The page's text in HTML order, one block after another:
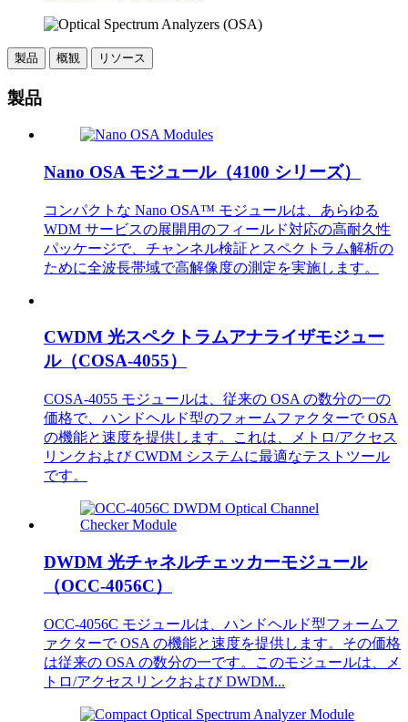
製品 概観 リソース
製品
Nano OSA モジュール（4100 シリーズ）
コンパクトな Nano OSA™ モジュールは、あらゆる
WDM サービスの展開用のフィールド対応の高耐久性
パッケージで、チャンネル検証とスペクトラム解析の
ために全波長帯域で高解像度の測定を実施します。
CWDM 光スペクトラムアナライザモジュー
ル（COSA-4055）
COSA-4055 モジュールは、従来の OSA の数分の一の
価格で、ハンドヘルド型のフォームファクターで OSA
の機能と速度を提供します。これは、メトロ/アクセス
リンクおよび CWDM システムに最適なテストツール
です。
DWDM 光チャネルチェッカーモジュール
（OCC-4056C）
OCC-4056C モジュールは、ハンドヘルド型フォームフ
ァクターで OSA の機能と速度を提供します。その価格
は従来の OSA の数分の一です。このモジュールは、メ
トロ/アクセスリンクおよび DWDM...